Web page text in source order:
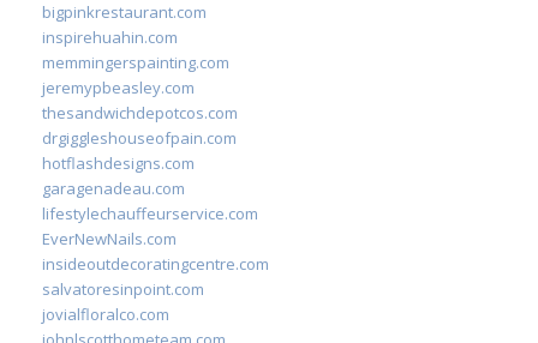
bigpinkrestaurant.com
inspirehuahin.com
memmingerspainting.com
jeremypbeasley.com
thesandwichdepotcos.com
drgiggleshouseofpain.com
hotflashdesigns.com
garagenadeau.com
lifestylechauffeurservice.com
EverNewNails.com
insideoutdecoratingcentre.com
salvatoresinpoint.com
jovialfloralco.com